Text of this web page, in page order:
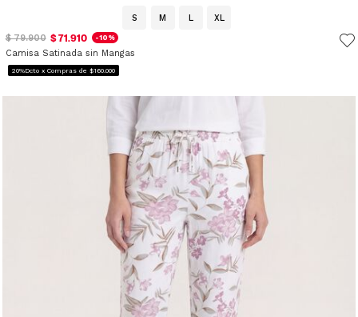
S M L
XL
$ 79.900 $ 71.910 -10%
Camisa Satinada sin Mangas
20%Dcto x Compras de $160.000